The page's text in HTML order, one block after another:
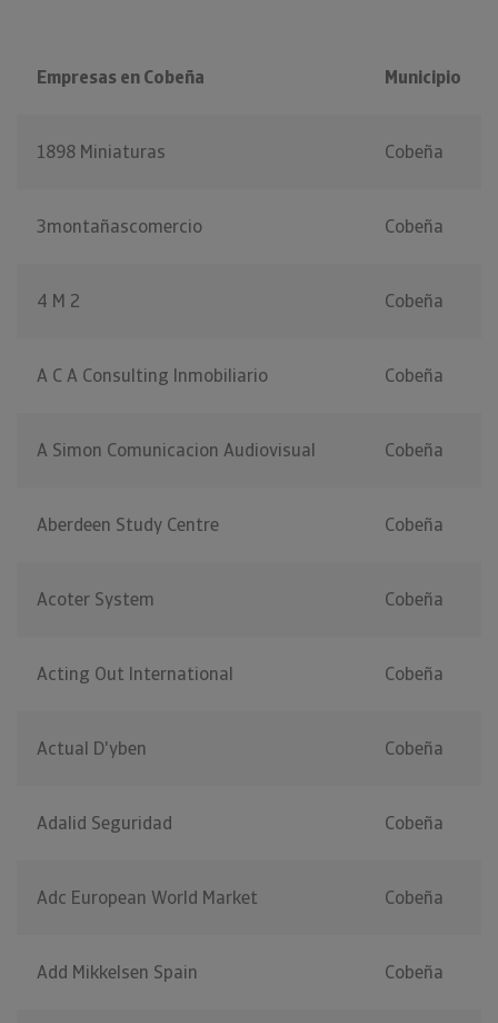
Empresas en Cobeña Municipio
1898 Miniaturas Cobeña
3montañascomercio Cobeña
4 M 2 Cobeña
A C A Consulting Inmobiliario Cobeña
A Simon Comunicacion Audiovisual Cobeña
Aberdeen Study Centre Cobeña
Acoter System Cobeña
Acting Out International Cobeña
Actual D'yben Cobeña
Adalid Seguridad Cobeña
Adc European World Market Cobeña
Add Mikkelsen Spain Cobeña